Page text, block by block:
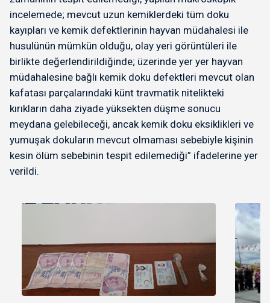
incelemede; mevcut uzun kemiklerdeki tüm doku
kayıpları ve kemik defektlerinin hayvan müdahalesi ile
husulünün mümkün olduğu, olay yeri görüntüleri ile
birlikte değerlendirildiğinde; üzerinde yer yer hayvan
müdahalesine bağlı kemik doku defektleri mevcut olan
kafatası parçalarındaki künt travmatik nitelikteki
kırıkların daha ziyade yüksekten düşme sonucu
meydana gelebileceği, ancak kemik doku eksiklikleri ve
yumuşak dokuların mevcut olmaması sebebiyle kişinin
kesin ölüm sebebinin tespit edilemediği” ifadelerine yer
verildi.